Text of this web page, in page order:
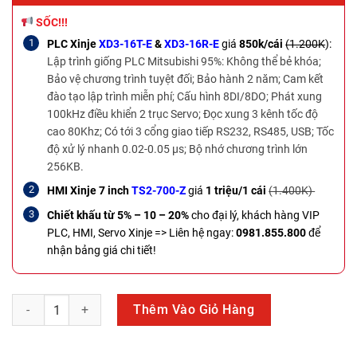
SỐC!!!
PLC XinjeXD3-16T-E&XD3-16R-Egiá850k/cái (1.200K):
Lập trình giống PLC Mitsubishi 95%: Không thể bẻ khóa;
Bảo vệ chương trình tuyệt đối; Bảo hành 2 năm; Cam kết
đào tạo lập trình miễn phí; Cấu hình 8DI/8DO; Phát xung
100kHz điều khiển 2 trục Servo; Đọc xung 3 kênh tốc độ
cao 80Khz; Có tới 3 cổng giao tiếp RS232, RS485, USB; Tốc
độ xử lý nhanh 0.02-0.05 µs; Bộ nhớ chương trình lớn
256KB.
HMI Xinje 7 inchTS2-700-Zgiá 1 triệu/1 cái(1.400K)
Chiết khấu từ 5% – 10 – 20%cho đại lý, khách hàng VIP
PLC, HMI, Servo Xinje => Liên hệ ngay:0981.855.800để
nhận bảng giá chi tiết!
PLC Delta DVP20SX211T số lượngThêm Vào Giỏ Hàng